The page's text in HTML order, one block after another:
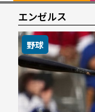
エンゼルス
野球